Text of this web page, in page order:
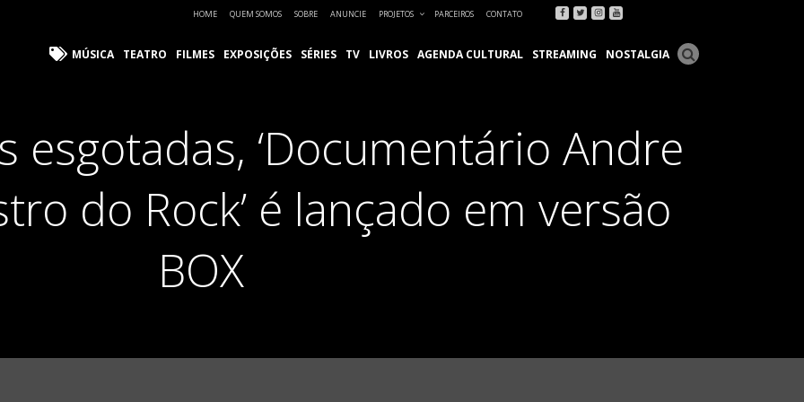
HOME QUEM SOMOS SOBRE ANUNCIE PROJETOS PARCEIROS CONTATO Facebook
Twitter
Instagram
Youtube
MÚSICA TEATRO FILMES EXPOSIÇÕES SÉRIES TV LIVROS AGENDA CULTURAL STREAMING NOSTALGIA
esgotadas, ‘Documentário Andre
do Rock’ é lançado em versão
BOX